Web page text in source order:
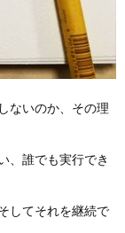
ないのか、その理
、誰でも実行でき
してそれを継続で